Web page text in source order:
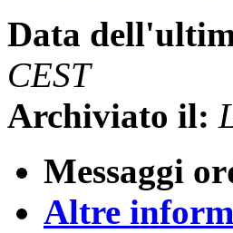
Data
CEST
Archiviato il:
Messaggi
Altre